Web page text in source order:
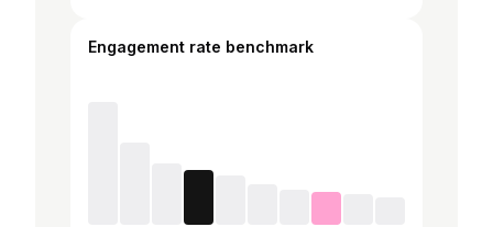
Engagement rate benchmark